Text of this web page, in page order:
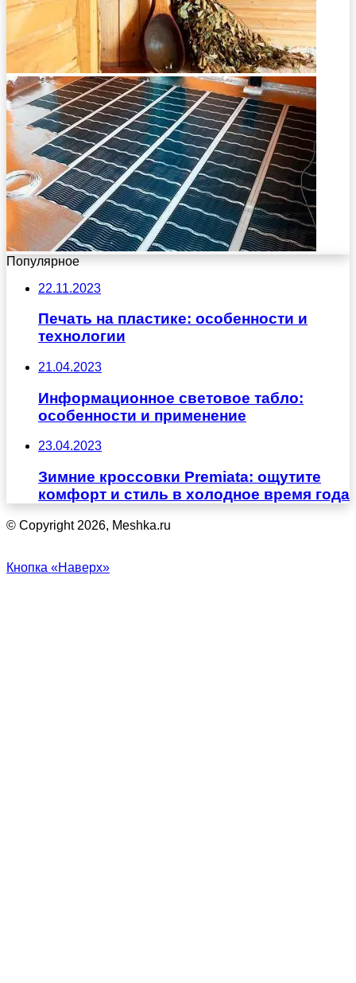
Популярное
22.11.2023
Печать на пластике: особенности и
технологии
21.04.2023
Информационное световое табло:
особенности и применение
23.04.2023
Зимние кроссовки Premiata: ощутите
комфорт и стиль в холодное время года
© Copyright 2026, Meshka.ru
Кнопка «Наверх»